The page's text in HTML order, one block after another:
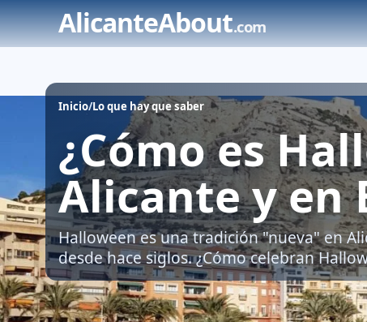
Ir
al
contenido
AlicanteAbout.com
Inicio/Lo que hay que saber
¿Cómo es
Alicante y en
Halloween es una tradición "nueva" en
desde hace siglos. ¿Cómo celebran